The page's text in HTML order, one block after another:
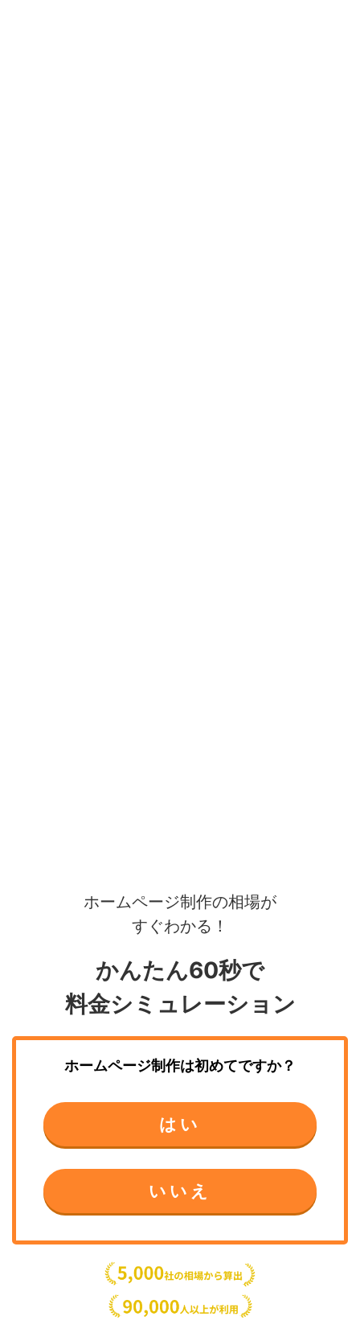
ホームページ制作の相場が
すぐわかる！
かんたん60秒で
料金シミュレーション
ホームページ制作は初めてですか？
はい
いいえ